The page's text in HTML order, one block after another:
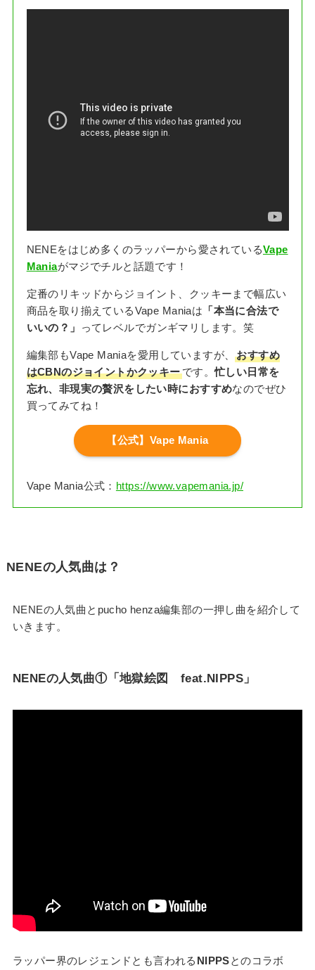
NENEをはじめ多くのラッパーから愛されているVape
Maniaがマジでチルと話題です！
定番のリキッドからジョイント、クッキーまで幅広い
商品を取り揃えているVape Maniaは 「本当に合法で
いいの？」
ってレベルでガンギマリします。笑
編集部もVape Maniaを愛用していますが、おすすめ
はCBNのジョイントかクッキーです。忙しい日常を
忘れ、非現実の贅沢をしたい時におすすめなのでぜひ
買ってみてね！
【公式】Vape Mania
Vape Mania公式： https://www.vapemania.jp/
NENEの人気曲は？
NENEの人気曲とpucho henza編集部の一押し曲を紹介して
いきます。
NENEの人気曲①「地獄絵図 feat.NIPPS」
ラッパー界のレジェンドとも言われる NIPPSとのコラボ